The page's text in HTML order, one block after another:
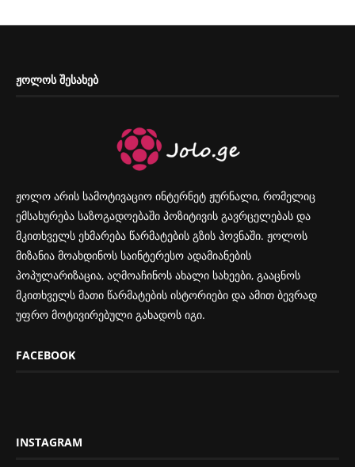
ᲟᲝᲚᲝᲡ ᲨᲔᲡᲐᲮᲔᲑ
ჟოლო არის სამოტივაციო ინტერნეტ ჟურნალი, რომელიც
ემსახურება საზოგადოებაში პოზიტივის გავრცელებას და
მკითხველს ეხმარება წარმატების გზის პოვნაში. ჟოლოს
მიზანია მოახდინოს საინტერესო ადამიანების
პოპულარიზაცია, აღმოაჩინოს ახალი სახეები, გააცნოს
მკითხველს მათი წარმატების ისტორიები და ამით ბევრად
უფრო მოტივირებული გახადოს იგი.
FACEBOOK
INSTAGRAM